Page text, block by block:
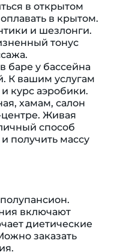
в открытом
в крытом.
и шезлонги.
тонус
баре у бассейна
К вашим услугам
курс аэробики.
хамам, салон
Живая
способ
получить массу
включают
диетические
заказать